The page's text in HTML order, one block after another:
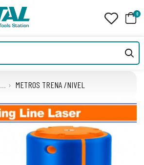
0
... METROS TRENA /NIVEL